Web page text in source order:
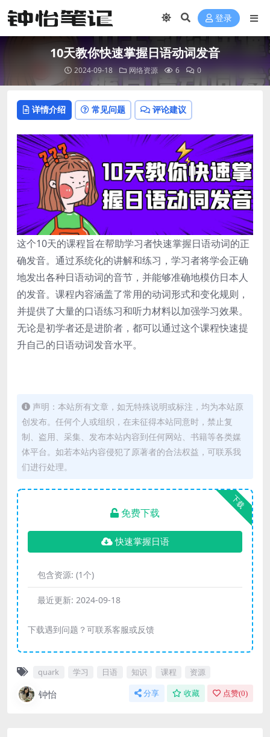
登录
10天教你快速掌握日语动词发音
2024-09-18 网络资源 6 0
详情介绍 常见问题 评论建议
这个10天的课程旨在帮助学习者快速掌握日语动词的正
确发音。通过系统化的讲解和练习，学习者将学会正确
地发出各种日语动词的音节，并能够准确地模仿日本人
的发音。课程内容涵盖了常用的动词形式和变化规则，
并提供了大量的口语练习和听力材料以加强学习效果。
无论是初学者还是进阶者，都可以通过这个课程快速提
升自己的日语动词发音水平。
声明：本站所有文章，如无特殊说明或标注，均为本站原
创发布。任何个人或组织，在未征得本站同意时，禁止复
制、盗用、采集、发布本站内容到任何网站、书籍等各类媒
体平台。如若本站内容侵犯了原著者的合法权益，可联系我
们进行处理。
下载
免费下载
快速掌握日语
包含资源: (1个)
最近更新: 2024-09-18
下载遇到问题？可联系客服或反馈
quark 学习 日语 知识 课程 资源
钟怡 分享 收藏 点赞(0)